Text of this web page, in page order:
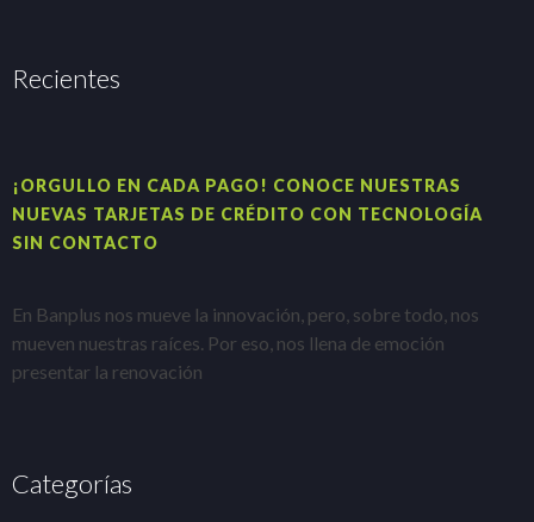
Recientes
¡ORGULLO EN CADA PAGO! CONOCE NUESTRAS
NUEVAS TARJETAS DE CRÉDITO CON TECNOLOGÍA
SIN CONTACTO
En Banplus nos mueve la innovación, pero, sobre todo, nos
mueven nuestras raíces. Por eso, nos llena de emoción
presentar la renovación
Categorías